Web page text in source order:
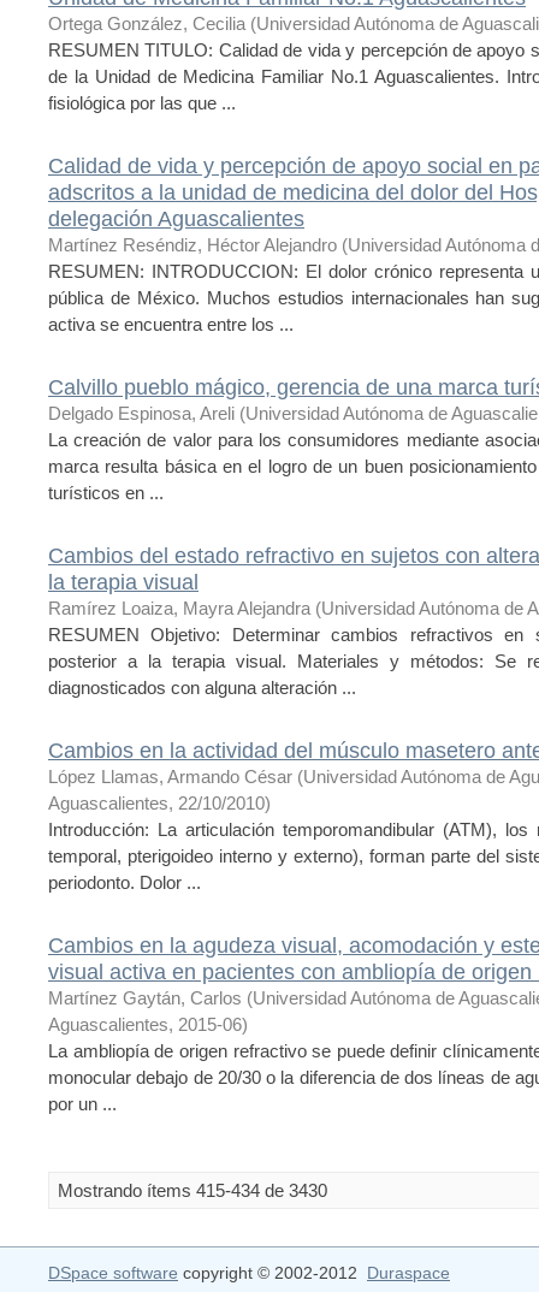
Ortega González, Cecilia (Universidad Autónoma de
RESUMEN TITULO: Calidad de vida y percepción de apoyo
de la Unidad de Medicina Familiar No.1 Aguascalientes.
fisiológica por las que ...
Calidad de vida y percepción de apoyo social en
adscritos a la unidad de medicina del dolor del
delegación Aguascalientes
Martínez Reséndiz, Héctor Alejandro (Universidad Autónoma
RESUMEN: INTRODUCCION: El dolor crónico representa
pública de México. Muchos estudios internacionales han
activa se encuentra entre los ...
Calvillo pueblo mágico, gerencia de una marca
Delgado Espinosa, Areli (Universidad Autónoma de
La creación de valor para los consumidores mediante
marca resulta básica en el logro de un buen
turísticos en ...
Cambios del estado refractivo en sujetos con
la terapia visual
Ramírez Loaiza, Mayra Alejandra (Universidad Autónoma de
RESUMEN Objetivo: Determinar cambios refractivos en
posterior a la terapia visual. Materiales y métodos: Se
diagnosticados con alguna alteración ...
Cambios en la actividad del músculo masetero
López Llamas, Armando César (Universidad Autónoma de
Aguascalientes, 22/10/2010)
Introducción: La articulación temporomandibular (ATM),
temporal, pterigoideo interno y externo), forman parte del
periodonto. Dolor ...
Cambios en la agudeza visual, acomodación y
visual activa en pacientes con ambliopía de origen
Martínez Gaytán, Carlos (Universidad Autónoma de
Aguascalientes, 2015-06)
La ambliopía de origen refractivo se puede definir
monocular debajo de 20/30 o la diferencia de dos líneas de
por un ...
Mostrando ítems 415-434 de 3430
DSpace software copyright © 2002-2012 Duraspace